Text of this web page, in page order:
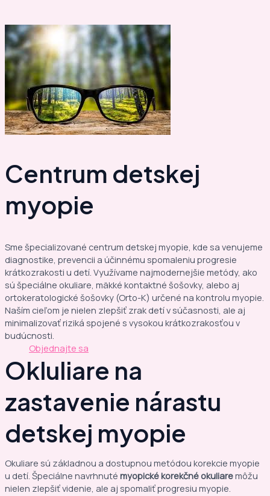
Centrum detskej
myopie
Sme špecializované centrum detskej myopie, kde sa venujeme
diagnostike, prevencii a účinnému spomaleniu progresie
krátkozrakosti u detí. Využívame najmodernejšie metódy, ako
sú špeciálne okuliare, mäkké kontaktné šošovky, alebo aj
ortokeratologické šošovky (Orto-K) určené na kontrolu myopie.
Naším cieľom je nielen zlepšiť zrak detí v súčasnosti, ale aj
minimalizovať riziká spojené s vysokou krátkozrakosťou v
budúcnosti.
Objednajte sa
Okluliare na
zastavenie nárastu
detskej myopie
Okuliare sú základnou a dostupnou metódou korekcie myopie
u detí. Špeciálne navrhnuté myopické korekčné okuliaremôžu
nielen zlepšiť videnie, ale aj spomaliť progresiu myopie.